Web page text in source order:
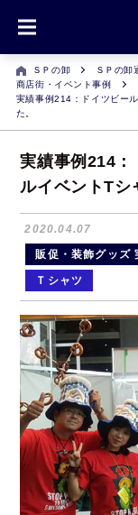
ＳＰの卸 ＳＰの卸
商店街・イベント事例
実績事例214：ドイツビー
た。
実績事例214：
ルイベントTシ
2020.04.07
販促・装飾グッズ
Ｔシャツ